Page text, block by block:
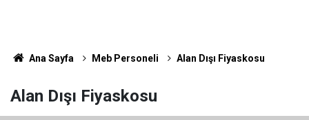
Ana Sayfa Meb Personeli Alan Dışı Fiyaskosu
Alan Dışı Fiyaskosu